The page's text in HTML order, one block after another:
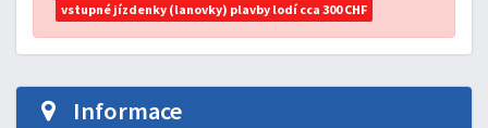
vstupné jízdenky (lanovky) plavby lodí cca 300 CHF
Informace